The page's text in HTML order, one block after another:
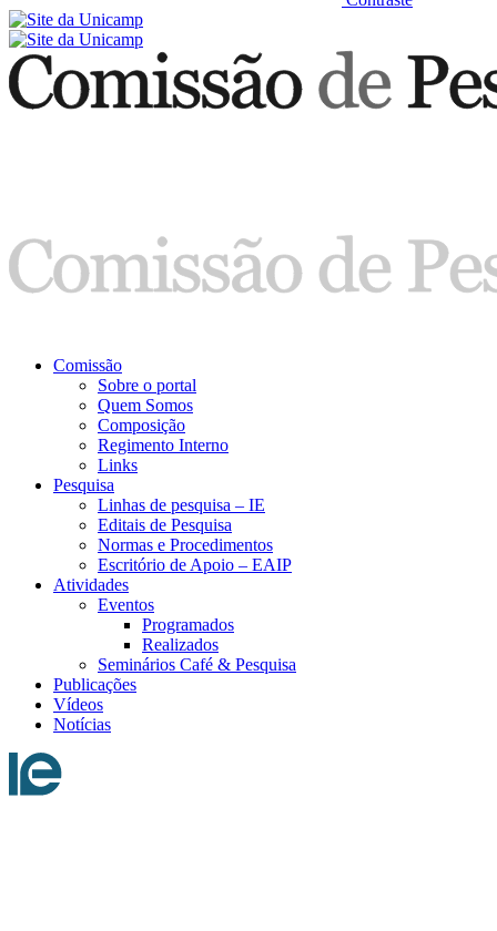
Comissão
Sobre o portal
Quem Somos
Composição
Regimento Interno
Links
Pesquisa
Linhas de pesquisa – IE
Editais de Pesquisa
Normas e Procedimentos
Escritório de Apoio – EAIP
Atividades
Eventos
Programados
Realizados
Seminários Café & Pesquisa
Publicações
Vídeos
Notícias